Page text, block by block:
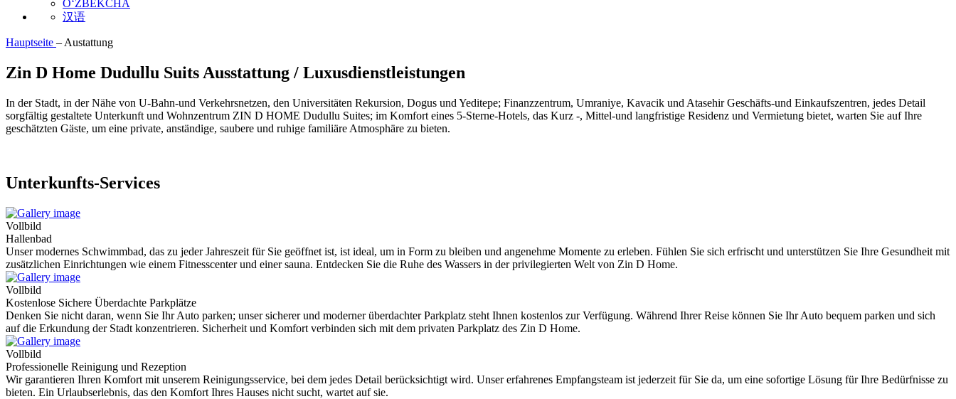
O‘ZBEKCHA
汉语
Hauptseite – Austattung
Zin D Home Dudullu Suits Ausstattung / Luxusdienstleistungen
In der Stadt, in der Nähe von U-Bahn-und Verkehrsnetzen, den Universitäten Rekursion, Dogus und Yeditepe; Finanzzentrum, Umraniye, Kavacik und Atasehir Geschäfts-und Einkaufszentren, jedes Detail
sorgfältig gestaltete Unterkunft und Wohnzentrum ZIN D HOME Dudullu Suites; im Komfort eines 5-Sterne-Hotels, das Kurz -, Mittel-und langfristige Residenz und Vermietung bietet, warten Sie auf Ihre
geschätzten Gäste, um eine private, anständige, saubere und ruhige familiäre Atmosphäre zu bieten.
Unterkunfts-Services
Vollbild
Hallenbad
Unser modernes Schwimmbad, das zu jeder Jahreszeit für Sie geöffnet ist, ist ideal, um in Form zu bleiben und angenehme Momente zu erleben. Fühlen Sie sich erfrischt und unterstützen Sie Ihre Gesundheit mit
zusätzlichen Einrichtungen wie einem Fitnesscenter und einer sauna. Entdecken Sie die Ruhe des Wassers in der privilegierten Welt von Zin D Home.
Vollbild
Kostenlose Sichere Überdachte Parkplätze
Denken Sie nicht daran, wenn Sie Ihr Auto parken; unser sicherer und moderner überdachter Parkplatz steht Ihnen kostenlos zur Verfügung. Während Ihrer Reise können Sie Ihr Auto bequem parken und sich
auf die Erkundung der Stadt konzentrieren. Sicherheit und Komfort verbinden sich mit dem privaten Parkplatz des Zin D Home.
Vollbild
Professionelle Reinigung und Rezeption
Wir garantieren Ihren Komfort mit unserem Reinigungsservice, bei dem jedes Detail berücksichtigt wird. Unser erfahrenes Empfangsteam ist jederzeit für Sie da, um eine sofortige Lösung für Ihre Bedürfnisse zu
bieten. Ein Urlaubserlebnis, das den Komfort Ihres Hauses nicht sucht, wartet auf sie.